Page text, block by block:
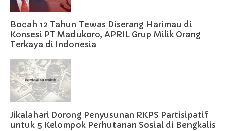
Bocah 12 Tahun Tewas Diserang Harimau di
Konsesi PT Madukoro, APRIL Grup Milik Orang
Terkaya di Indonesia
Jikalahari Dorong Penyusunan RKPS Partisipatif
untuk 5 Kelompok Perhutanan Sosial di Bengkalis